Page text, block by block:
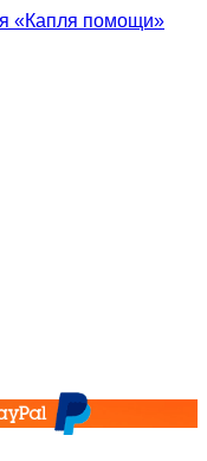
«Капля помощи»